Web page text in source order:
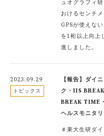
ュオグラフィ
おけるセンチ
GPSが使えな
を1桁以上向上
進しました。
2023.09.29
トピックス
【報告】ダイ
ク・IIS
BREAK TIME
ヘルスモニタ
＃東大生研ダ